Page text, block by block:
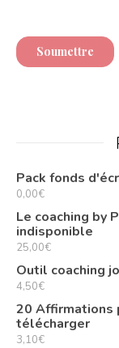
Pack fonds
0,00€
Le coaching by
indisponible
25,00€
Outil coaching
4,50€
20 Affirmations
télécharger
3,10€